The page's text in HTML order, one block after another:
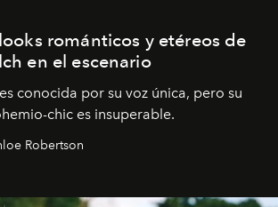
románticos y etéreos de
en el escenario
conocida por su voz única, pero su
chic es insuperable.
Robertson